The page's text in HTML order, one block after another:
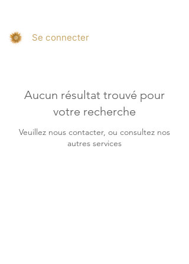
Se connecter
Aucun résultat trouvé pour
votre recherche
Veuillez nous contacter, ou consultez nos
autres services